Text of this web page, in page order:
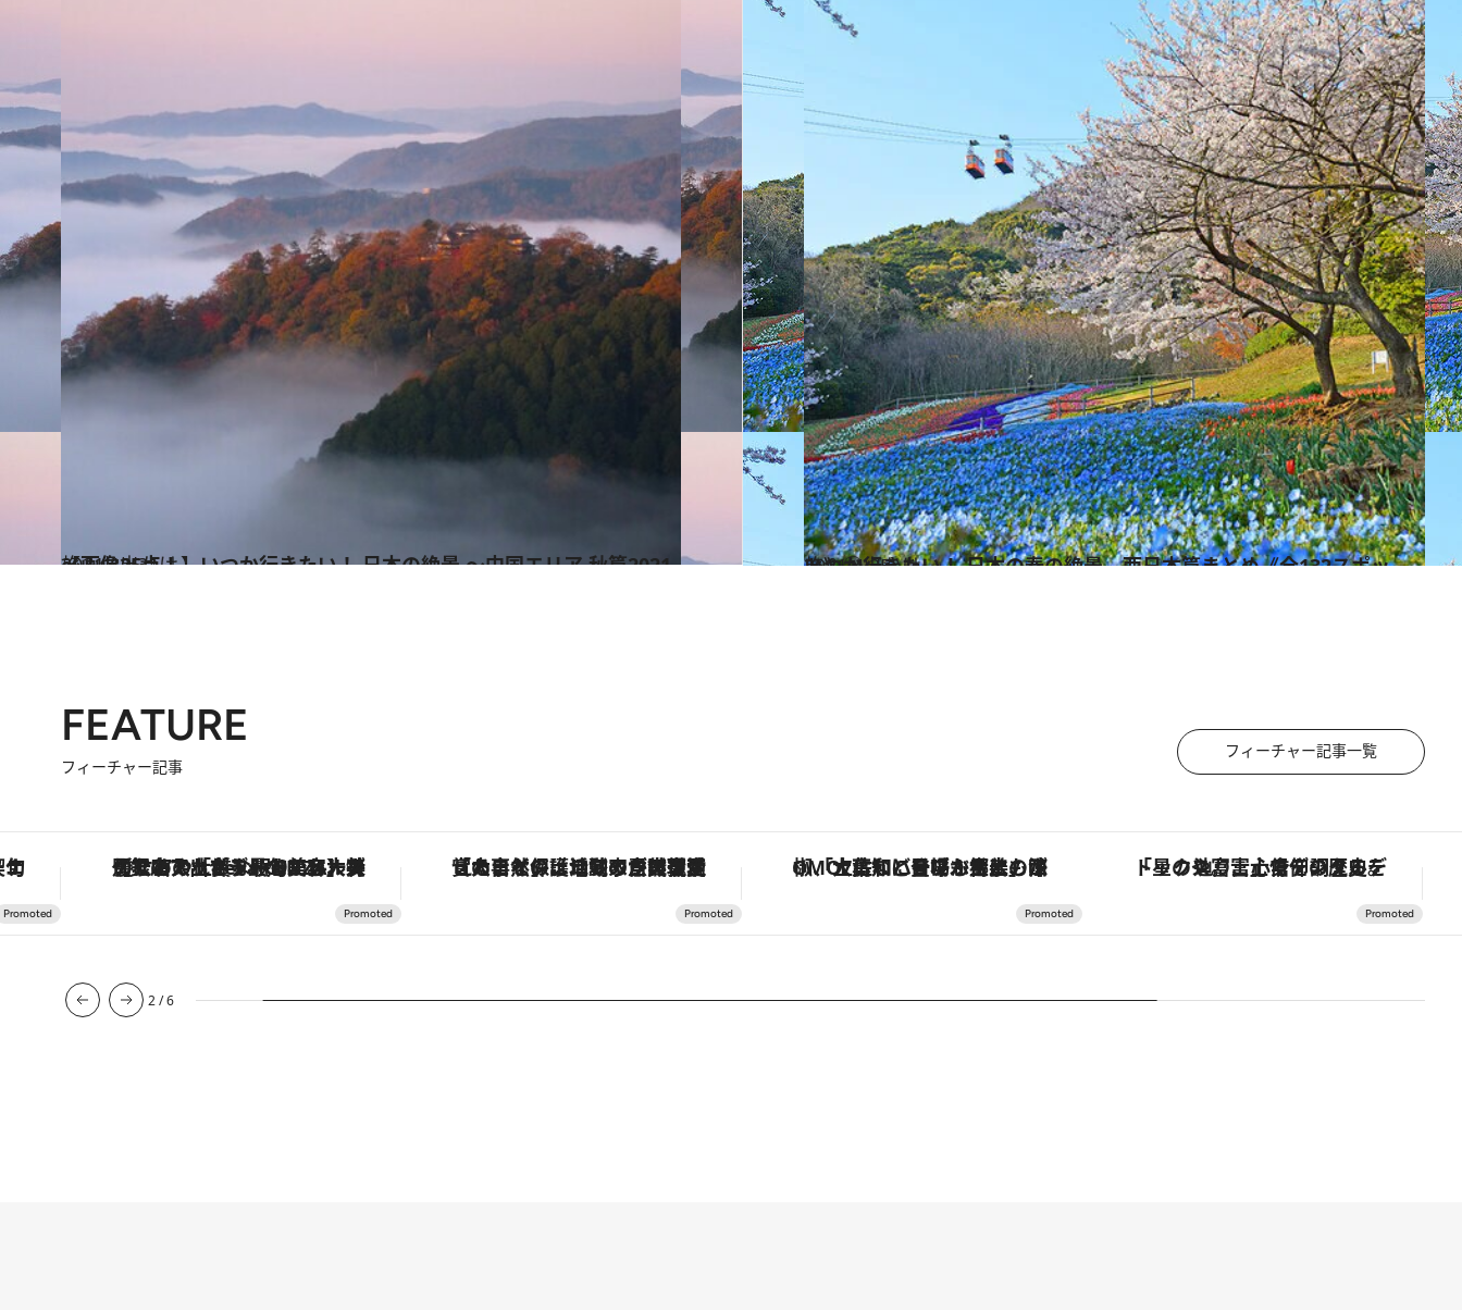
2021.10.31
【画像25点！】いつか行きたい！ 日本の絶景 ～中国エリア 秋篇2021～
旅＆お出かけ 2021.4.25
いつか行きたい！ 日本の春の絶景 西日本篇まとめ《全132スポット》①
旅＆お出かけ
FEATURE
フィーチャー記事
フィーチャー記事一覧
で満喫！ 【銀座で出合う最旬美容】美髪ケアや上質な眠り…セルフケアのアップデートから、特別な名入れギフトまで。大人のための「ReFa GINZA」クルーズ 「大事なのは地域の意識を変えること」。ロレックス賞受賞の自然保護活動家が実現させたナイジェリアの自然環境の復活 「土佐和ハーブかき氷」がOMO7高知に登場！生姜、山椒、大葉など目にも舌にも涼を呼ぶ郷土の味 「星のや富士」でデジタルデトックス。冨士信仰の歴史を辿り、心身を調える。
2/6